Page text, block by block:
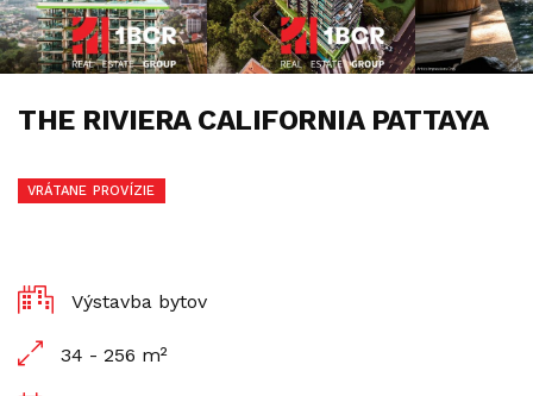
THE RIVIERA CALIFORNIA PATTAYA
VRÁTANE PROVÍZIE
Výstavba bytov
34 - 256 m²